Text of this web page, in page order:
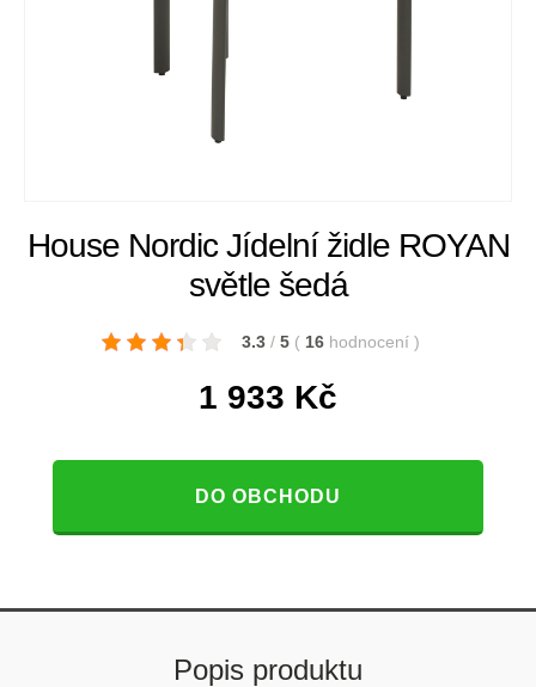
House Nordic Jídelní židle ROYAN
světle šedá
3.3 / 5 ( 16 hodnocení )
1 933 Kč
DO OBCHODU
Popis produktu